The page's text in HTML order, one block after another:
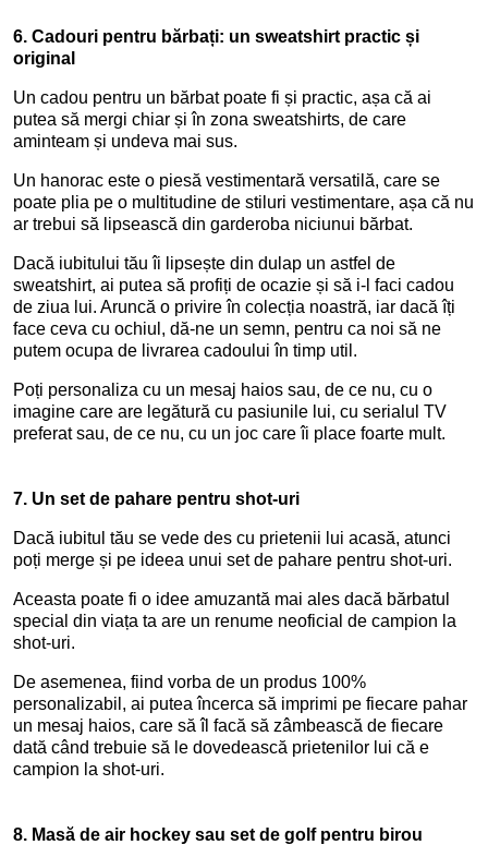
6. Cadouri pentru bărbați: un sweatshirt practic și
original
Un cadou pentru un bărbat poate fi și practic, așa că ai
putea să mergi chiar și în zona sweatshirts, de care
aminteam și undeva mai sus.
Un hanorac este o piesă vestimentară versatilă, care se
poate plia pe o multitudine de stiluri vestimentare, așa că nu
ar trebui să lipsească din garderoba niciunui bărbat.
Dacă iubitului tău îi lipsește din dulap un astfel de
sweatshirt, ai putea să profiți de ocazie și să i-l faci cadou
de ziua lui. Aruncă o privire în colecția noastră, iar dacă îți
face ceva cu ochiul, dă-ne un semn, pentru ca noi să ne
putem ocupa de livrarea cadoului în timp util.
Poți personaliza cu un mesaj haios sau, de ce nu, cu o
imagine care are legătură cu pasiunile lui, cu serialul TV
preferat sau, de ce nu, cu un joc care îi place foarte mult.
7. Un set de pahare pentru shot-uri
Dacă iubitul tău se vede des cu prietenii lui acasă, atunci
poți merge și pe ideea unui set de pahare pentru shot-uri.
Aceasta poate fi o idee amuzantă mai ales dacă bărbatul
special din viața ta are un renume neoficial de campion la
shot-uri.
De asemenea, fiind vorba de un produs 100%
personalizabil, ai putea încerca să imprimi pe fiecare pahar
un mesaj haios, care să îl facă să zâmbească de fiecare
dată când trebuie să le dovedească prietenilor lui că e
campion la shot-uri.
8. Masă de air hockey sau set de golf pentru birou